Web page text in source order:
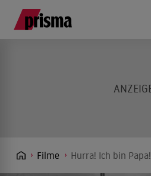
Filme Hurra! Ich bin Papa!